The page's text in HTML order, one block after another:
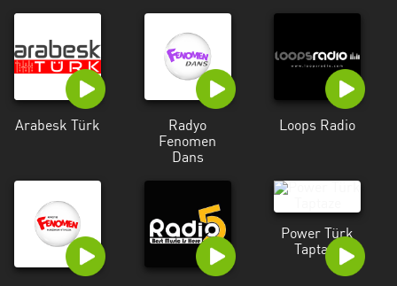
Arabesk Türk
Radyo
Fenomen
Dans
Loops Radio
Power Türk
Taptaze